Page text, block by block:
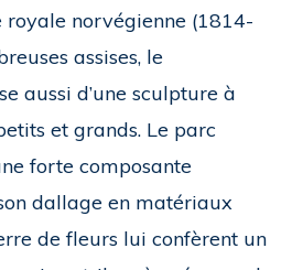
norvégienne (1814-
assises, le
aussi d’une sculpture à
et grands. Le parc
forte composante
dallage en matériaux
de fleurs lui confèrent un